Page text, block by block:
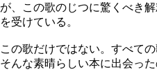
が、この歌のじつに驚くべき
を受けている。
この歌だけではない。すべて
そんな素晴らしい本に出会った